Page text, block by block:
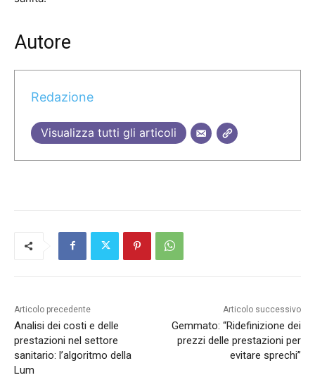
Autore
Redazione
Visualizza tutti gli articoli
Articolo precedente
Analisi dei costi e delle
prestazioni nel settore
sanitario: l’algoritmo della
Lum
Articolo successivo
Gemmato: “Ridefinizione dei
prezzi delle prestazioni per
evitare sprechi”